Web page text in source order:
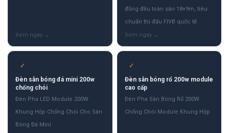
đồng đều toàn sân 18×9m, tiêu
chuẩn thi đấu FIVB quốc tế
✓
Đèn sân bóng đá mini 200w
chống chói
Đèn Pha LED Module 200W
Khung Hộp Chống Chói Cho Sân
Bóng Đá Mini
✓
Đèn sân bóng rổ 200w module
cao cấp
Đèn Pha Sân Bóng Rổ 200W
Chống Chói Module Khung Hộp